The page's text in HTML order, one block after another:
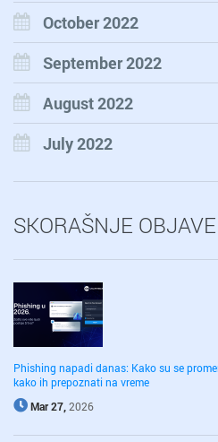
October 2022
September 2022
August 2022
July 2022
SKORAŠNJE OBJAVE
Phishing napadi danas: Kako su se
kako ih prepoznati na vreme
Mar 27,2026